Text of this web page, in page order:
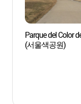
Parque del Color
(서울색공원)